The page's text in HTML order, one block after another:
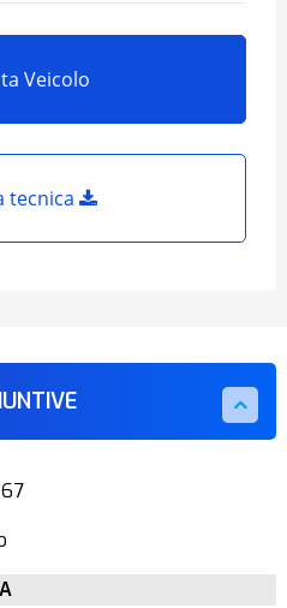
Veicolo
tecnica